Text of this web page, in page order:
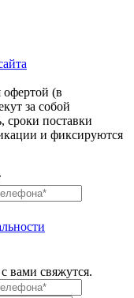
офертой (в
за собой
сроки поставки
и фиксируются
вами свяжутся.